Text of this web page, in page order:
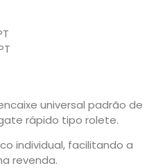
universal padrão de
rápido tipo rolete.
individual, facilitando a
revenda.